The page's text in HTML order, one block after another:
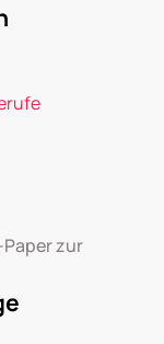
zur